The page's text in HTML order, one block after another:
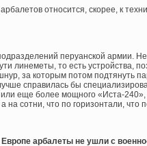
относится, скорее, к
перуанской армии.
линеметы, то есть устройства,
за которым потом подтянуть
справилась бы
еще более мощного «Иста-240»,
на сотни, что по горизонтали, что
арбалеты не ушли с